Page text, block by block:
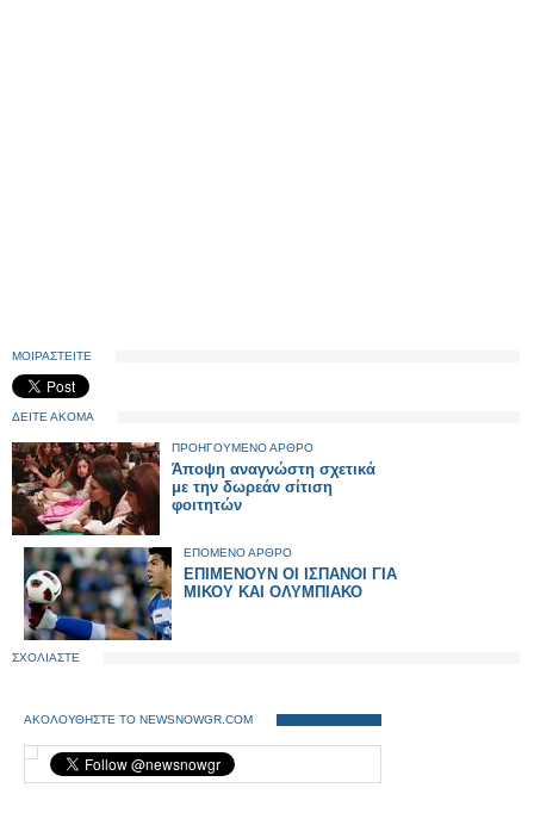
ΜΟΙΡΑΣΤΕΙΤΕ
ΔΕΙΤΕ ΑΚΟΜΑ
ΠΡΟΗΓΟΥΜΕΝΟ ΑΡΘΡΟ
Άποψη αναγνώστη σχετικά
με την δωρεάν σίτιση
φοιτητών
ΕΠΟΜΕΝΟ ΑΡΘΡΟ
ΕΠΙΜΕΝΟΥΝ ΟΙ ΙΣΠΑΝΟΙ ΓΙΑ
ΜΙΚΟΥ ΚΑΙ ΟΛΥΜΠΙΑΚΟ
ΣΧΟΛΙΑΣΤΕ
ΑΚΟΛΟΥΘΗΣΤΕ ΤΟ NEWSNOWGR.COM